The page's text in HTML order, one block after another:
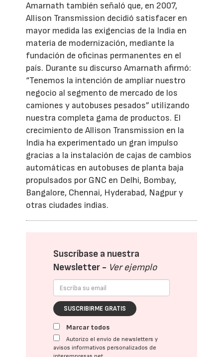
Amarnath también señaló que, en 2007,
Allison Transmission decidió satisfacer en
mayor medida las exigencias de la India en
materia de modernización, mediante la
fundación de oficinas permanentes en el
país. Durante su discurso Amarnath afirmó:
“Tenemos la intención de ampliar nuestro
negocio al segmento de mercado de los
camiones y autobuses pesados” utilizando
nuestra completa gama de productos. El
crecimiento de Allison Transmission en la
India ha experimentado un gran impulso
gracias a la instalación de cajas de cambios
automáticas en autobuses de planta baja
propulsados por GNC en Delhi, Bombay,
Bangalore, Chennai, Hyderabad, Nagpur y
otras ciudades indias.
Suscríbase a nuestra
Newsletter - Ver ejemplo
SUSCRIBIRME GRATIS
Marcar todos
Autorizo el envío de newsletters y
avisos informativos personalizados de